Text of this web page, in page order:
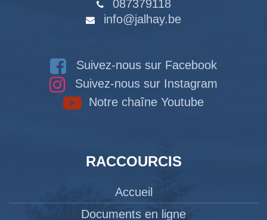
087379118
info@jalhay.be
Suivez-nous sur Facebook
Suivez-nous sur Instagram
Notre chaîne Youtube
RACCOURCIS
Accueil
Documents en ligne